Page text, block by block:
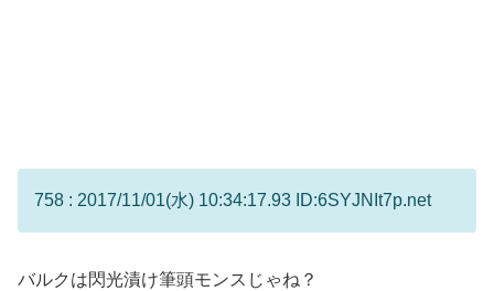
758 : 2017/11/01(水) 10:34:17.93 ID:6SYJNIt7p.net
バルクは閃光漬け筆頭モンスじゃね？